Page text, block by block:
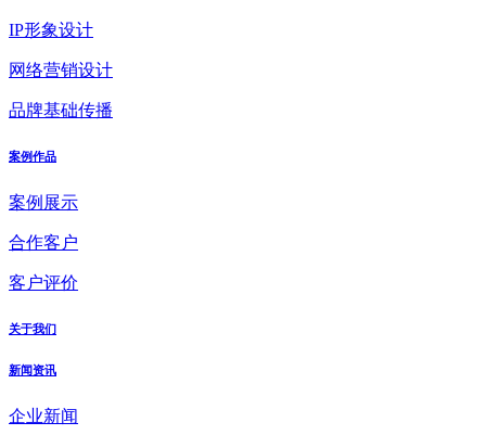
IP形象设计
网络营销设计
品牌基础传播
案例作品
案例展示
合作客户
客户评价
关于我们
新闻资讯
企业新闻